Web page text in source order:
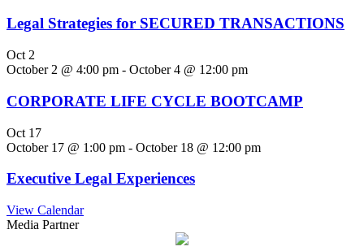
Legal Strategies for SECURED TRANSACTIONS
Oct 2
October 2 @ 4:00 pm - October 4 @ 12:00 pm
CORPORATE LIFE CYCLE BOOTCAMP
Oct 17
October 17 @ 1:00 pm - October 18 @ 12:00 pm
Executive Legal Experiences
View Calendar
Media Partner